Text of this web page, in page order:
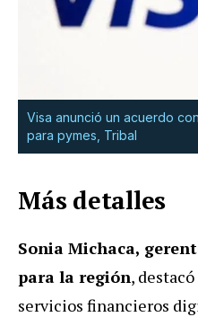
Visa anunció un acuerdo
para pymes, Tribal
Más detalles
Sonia Michaca,
para la región,
servicios financieros